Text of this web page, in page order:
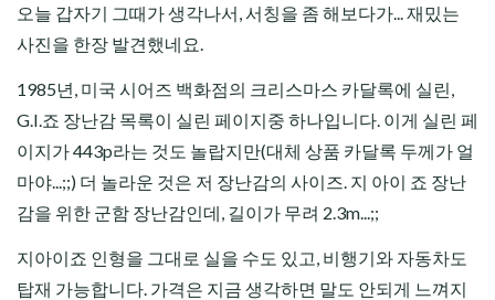
오늘 갑자기 그때가 생각나서, 서칭을 좀 해보다가... 재밌는
사진을 한장 발견했네요.
1985년, 미국 시어즈 백화점의 크리스마스 카달록에 실린,
G.I.죠 장난감 목록이 실린 페이지중 하나입니다. 이게 실린 페
이지가 443p라는 것도 놀랍지만(대체 상품 카달록 두께가 얼
마야...;;) 더 놀라운 것은 저 장난감의 사이즈. 지 아이 죠 장난
감을 위한 군함 장난감인데, 길이가 무려 2.3m...;;
지아이죠 인형을 그대로 실을 수도 있고, 비행기와 자동차도
탑재 가능합니다. 가격은 지금 생각하면 말도 안되게 느껴지